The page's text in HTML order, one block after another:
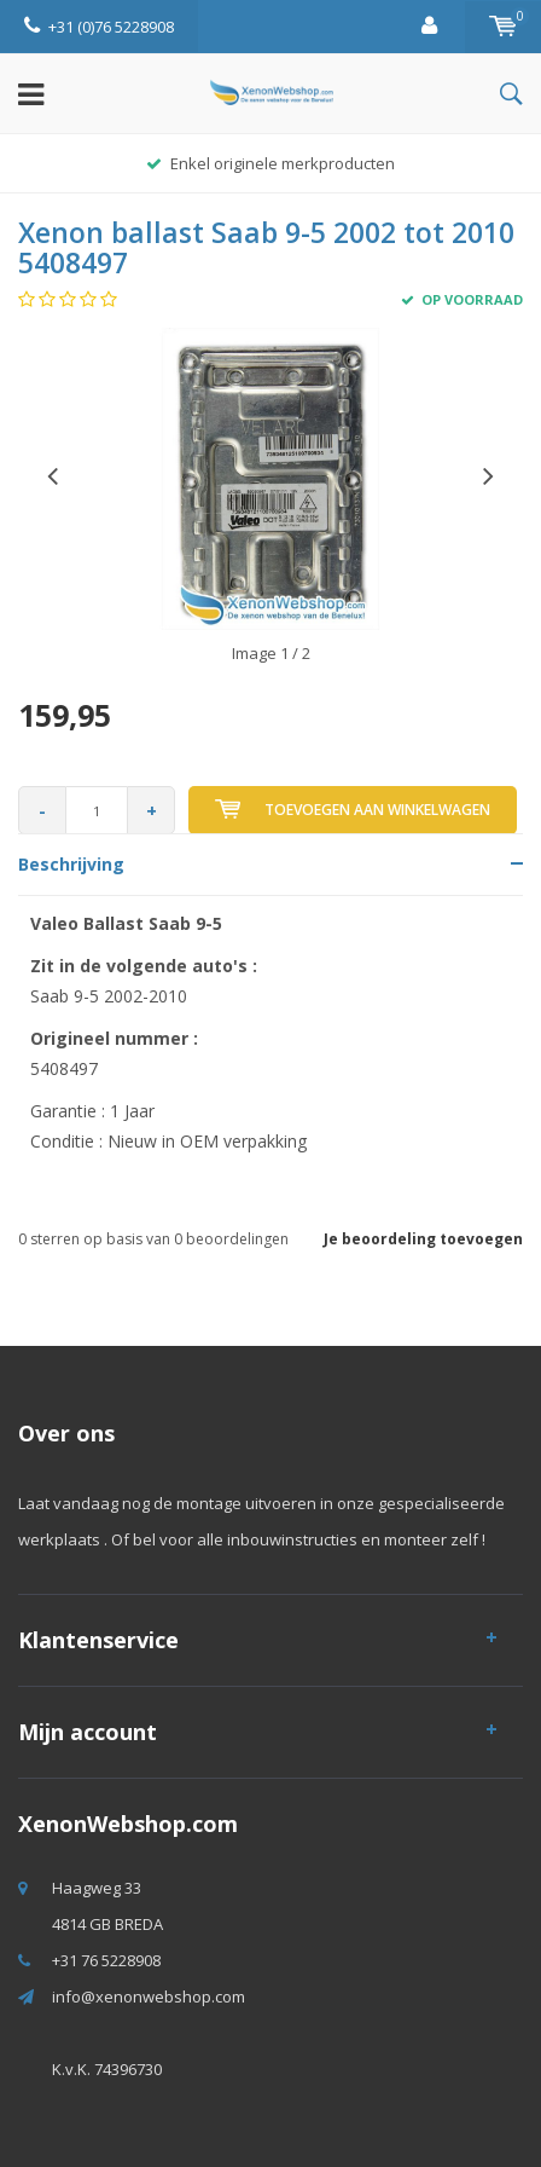
+31 (0)76 5228908 0
Enkel originele merkproducten
Xenon ballast Saab 9-5 2002 tot 2010
5408497
OP VOORRAAD
Image 1 / 2
159,95
- + TOEVOEGEN AAN WINKELWAGEN
Beschrijving
Valeo Ballast Saab 9-5
Zit in de volgende auto's :
Saab 9-5 2002-2010
Origineel nummer :
5408497
Garantie : 1 Jaar
Conditie : Nieuw in OEM verpakking
Je beoordeling toevoegen
0 sterren op basis van 0 beoordelingen
Over ons
Laat vandaag nog de montage uitvoeren in onze gespecialiseerde
werkplaats . Of bel voor alle inbouwinstructies en monteer zelf !
Klantenservice
Mijn account
XenonWebshop.com
Haagweg 33
4814 GB BREDA
+31 76 5228908
info@xenonwebshop.com
K.v.K. 74396730